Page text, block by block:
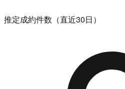
推定成約件数（直近30日）